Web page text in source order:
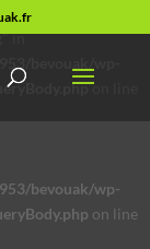
in
bevouak/wp-
on line
bevouak/wp-
on line